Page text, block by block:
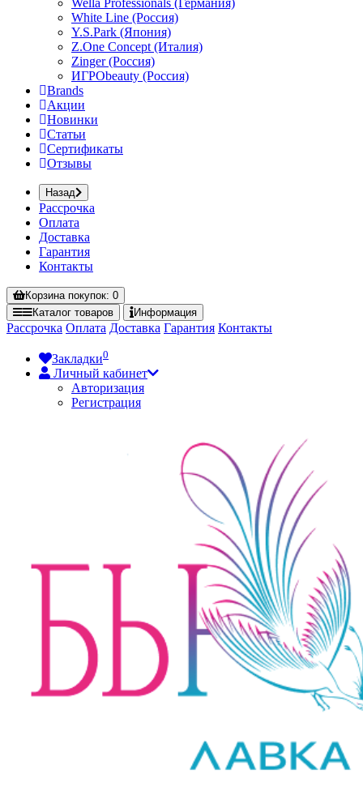
Wella Professionals (Германия)
White Line (Россия)
Y.S.Park (Япония)
Z.One Concept (Италия)
Zinger (Россия)
ИГРОbeauty (Россия)
Brands
Акции
Новинки
Статьи
Сертификаты
Отзывы
Назад
Рассрочка
Оплата
Доставка
Гарантия
Контакты
Корзинапокупок: 0
Каталог товаров Информация
Рассрочка Оплата Доставка Гарантия Контакты
Закладки0
Личный кабинет
Авторизация
Регистрация